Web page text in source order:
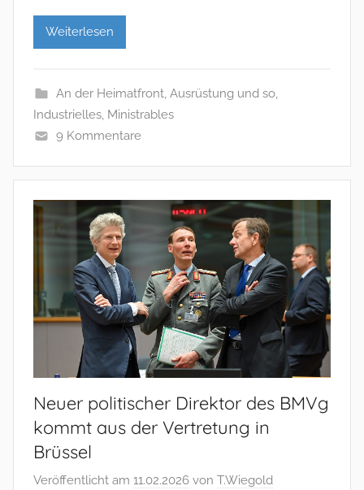
Weiterlesen
An der Heimatfront, Ausrüstung und so,
Industrielles, Ministrables
9 Kommentare
Neuer politischer Direktor des BMVg
kommt aus der Vertretung in
Brüssel
Veröffentlicht am 11.02.2026 von T.Wiegold